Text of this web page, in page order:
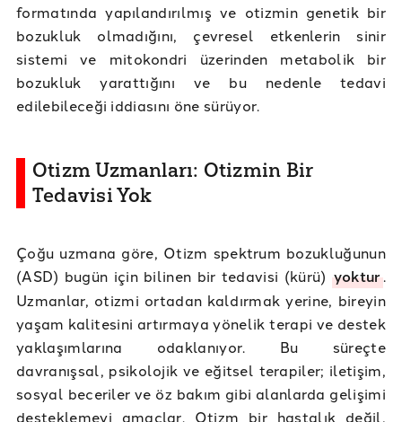
formatında yapılandırılmış ve otizmin genetik bir
bozukluk olmadığını, çevresel etkenlerin sinir
sistemi ve mitokondri üzerinden metabolik bir
bozukluk yarattığını ve bu nedenle tedavi
edilebileceği iddiasını öne sürüyor.
Otizm Uzmanları: Otizmin Bir
Tedavisi Yok
Çoğu uzmana göre, Otizm spektrum bozukluğunun
(ASD) bugün için bilinen bir tedavisi (kürü) yoktur.
Uzmanlar, otizmi ortadan kaldırmak yerine, bireyin
yaşam kalitesini artırmaya yönelik terapi ve destek
yaklaşımlarına odaklanıyor. Bu süreçte
davranışsal, psikolojik ve eğitsel terapiler; iletişim,
sosyal beceriler ve öz bakım gibi alanlarda gelişimi
desteklemeyi amaçlar. Otizm bir hastalık değil,